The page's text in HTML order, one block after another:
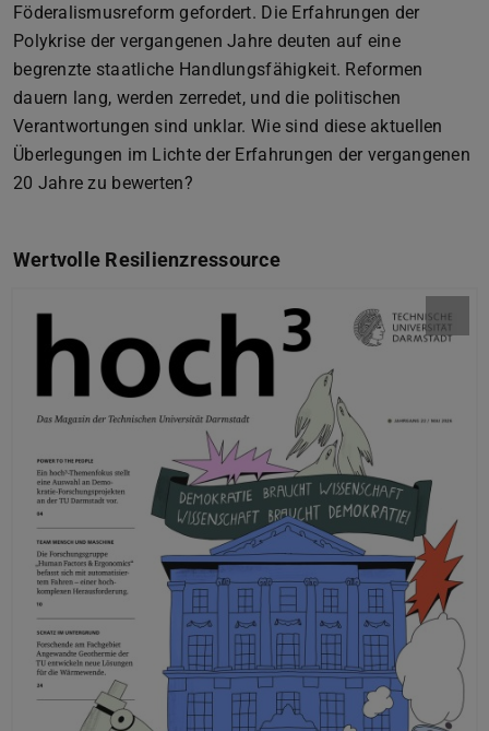
Föderalismusreform gefordert. Die Erfahrungen der
Polykrise der vergangenen Jahre deuten auf eine
begrenzte staatliche Handlungsfähigkeit. Reformen
dauern lang, werden zerredet, und die politischen
Verantwortungen sind unklar. Wie sind diese aktuellen
Überlegungen im Lichte der Erfahrungen der vergangenen
20 Jahre zu bewerten?
Wertvolle Resilienzressource